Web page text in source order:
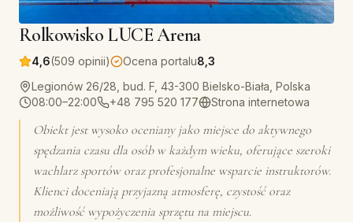
Rolkowisko LUCE Arena
4,6(509 opinii) Ocena portalu8,3
Legionów 26/28, bud. F, 43-300 Bielsko-Biała, Polska
08:00–22:00
+48 795 520 177 Strona internetowa
Obiekt jest wysoko oceniany jako miejsce do aktywnego
spędzania czasu dla osób w każdym wieku, oferujące szeroki
wachlarz sportów oraz profesjonalne wsparcie instruktorów.
Klienci doceniają przyjazną atmosferę, czystość oraz
możliwość wypożyczenia sprzętu na miejscu.